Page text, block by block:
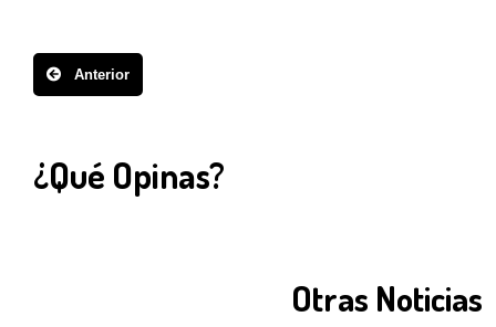
Anterior
¿Qué Opinas?
Otras Noticias